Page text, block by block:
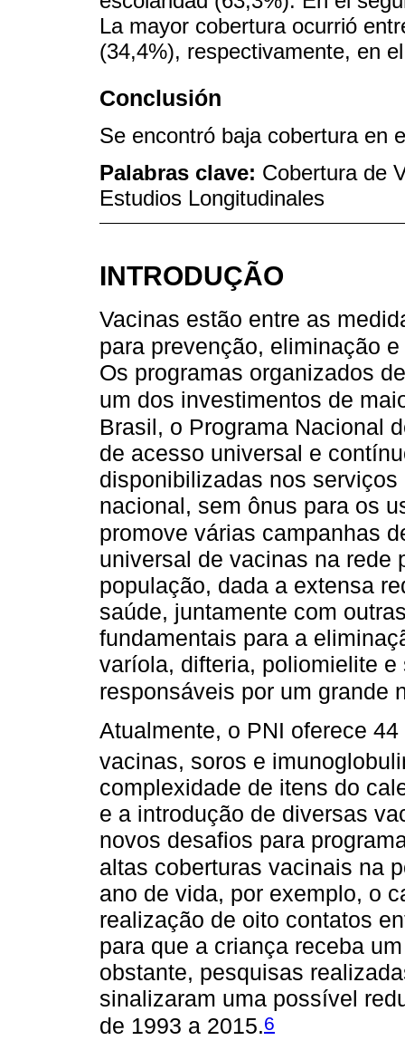
La mayor cobertura ocurrió
(34,4%), respectivamente, en
Conclusión
Se encontró baja cobertura en
Palabras clave: Cobertura de
Estudios Longitudinales
INTRODUÇÃO
Vacinas estão entre as
para prevenção, eliminação
Os programas organizados
um dos investimentos de
Brasil, o Programa Nacional
de acesso universal e
disponibilizadas nos
nacional, sem ônus para os
promove várias campanhas
universal de vacinas na rede
população, dada a extensa
saúde, juntamente com
fundamentais para a
varíola, difteria, poliomielite
responsáveis por um grande
Atualmente, o PNI oferece
vacinas, soros e
complexidade de itens do
e a introdução de diversas
novos desafios para
altas coberturas vacinais na
ano de vida, por exemplo, o
realização de oito contatos
para que a criança receba
obstante, pesquisas
sinalizaram uma possível
de 1993 a 2015.6